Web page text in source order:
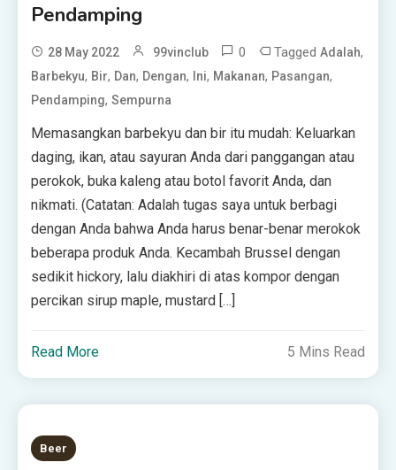
Pendamping
28 May 2022 99vinclub 0 TaggedAdalah,
Barbekyu, Bir, Dan, Dengan, Ini, Makanan, Pasangan,
Pendamping,Sempurna
Memasangkan barbekyu dan bir itu mudah: Keluarkan
daging, ikan, atau sayuran Anda dari panggangan atau
perokok, buka kaleng atau botol favorit Anda, dan
nikmati. (Catatan: Adalah tugas saya untuk berbagi
dengan Anda bahwa Anda harus benar-benar merokok
beberapa produk Anda. Kecambah Brussel dengan
sedikit hickory, lalu diakhiri di atas kompor dengan
percikan sirup maple, mustard […]
Read More 5 Mins Read
Beer